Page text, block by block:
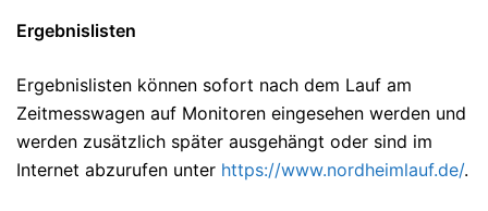
Ergebnislisten
Ergebnislisten können sofort nach dem Lauf am
Zeitmesswagen auf Monitoren eingesehen werden und
werden zusätzlich später ausgehängt oder sind im
Internet abzurufen unter https://www.nordheimlauf.de/.